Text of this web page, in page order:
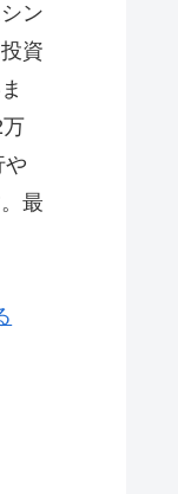
ン
資
や
最